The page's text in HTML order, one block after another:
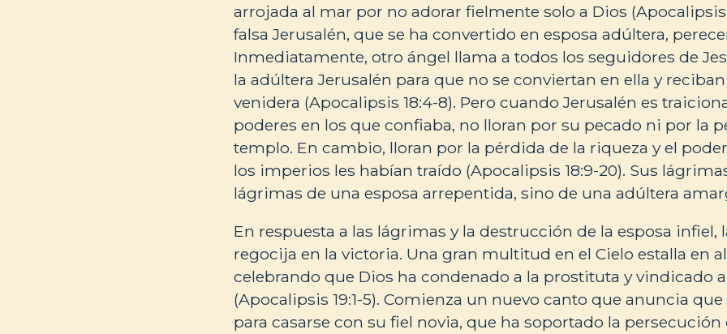
arrojada al mar por no adorar fielmente solo a Dios (Apocalipsis
falsa Jerusalén, que se ha convertido en esposa adúltera,
Inmediatamente, otro ángel llama a todos los seguidores de
la adúltera Jerusalén para que no se conviertan en ella y
venidera (Apocalipsis 18:4-8). Pero cuando Jerusalén es
poderes en los que confiaba, no lloran por su pecado ni por la
templo. En cambio, lloran por la pérdida de la riqueza y el
los imperios les habían traído (Apocalipsis 18:9-20). Sus
lágrimas de una esposa arrepentida, sino de una adúltera
En respuesta a las lágrimas y la destrucción de la esposa infiel,
regocija en la victoria. Una gran multitud en el Cielo estalla en
celebrando que Dios ha condenado a la prostituta y vindicado
(Apocalipsis 19:1-5). Comienza un nuevo canto que anuncia que
para casarse con su fiel novia, que ha soportado la